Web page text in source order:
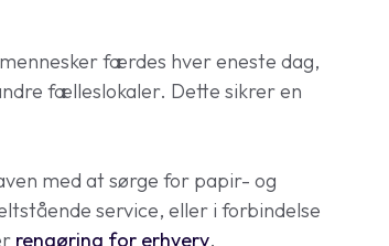
færdes hver eneste dag,
fælleslokaler. Dette sikrer en
med at sørge for papir- og
service, eller i forbindelse
rengøring for erhverv.